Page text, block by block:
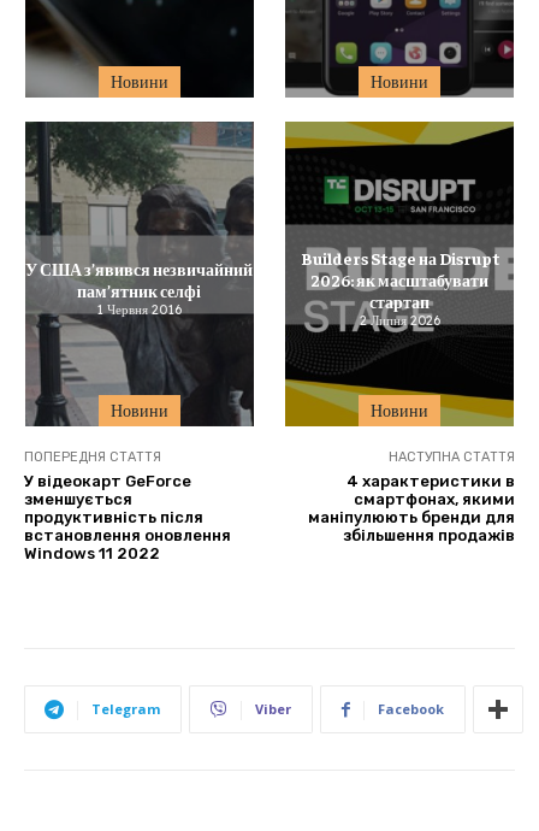
Новини Новини
Новини
У США з’явився незвичайний
пам’ятник селфі
1 Червня 2016
Новини
Builders Stage на Disrupt
2026: як масштабувати
стартап
2 Липня 2026
ПОПЕРЕДНЯ СТАТТЯ
У відеокарт GeForce
зменшується
продуктивність після
встановлення оновлення
Windows 11 2022
НАСТУПНА СТАТТЯ
4 характеристики в
смартфонах, якими
маніпулюють бренди для
збільшення продажів
Telegram Viber Facebook